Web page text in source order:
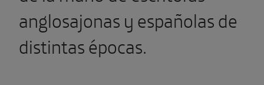
anglosajonas y españolas de
distintas épocas.